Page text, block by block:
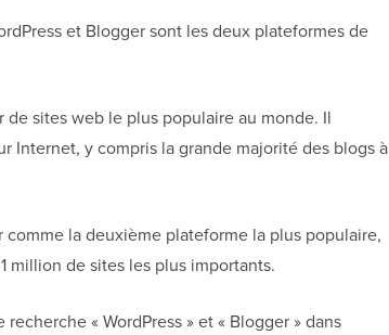
et Blogger sont les deux plateformes de
de sites web le plus populaire au monde. Il
Internet, y compris la grande majorité des blogs à
la deuxième plateforme la plus populaire,
million de sites les plus importants.
« WordPress » et « Blogger » dans